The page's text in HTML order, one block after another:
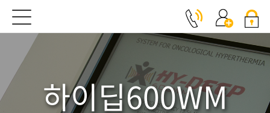
Clinical Reference
하이딥600WM